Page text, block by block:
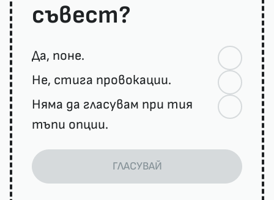
съвест?
Да, поне.
Не, стига провокации.
Няма да гласувам при тия
тъпи опции.
ГЛАСУВАЙ